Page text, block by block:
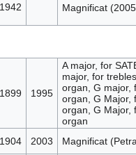
1942 Magnificat
1899 1995
A major, for
major, for
organ, G major,
organ, G Major,
organ, G Major,
organ
1904 2003
Magnificat